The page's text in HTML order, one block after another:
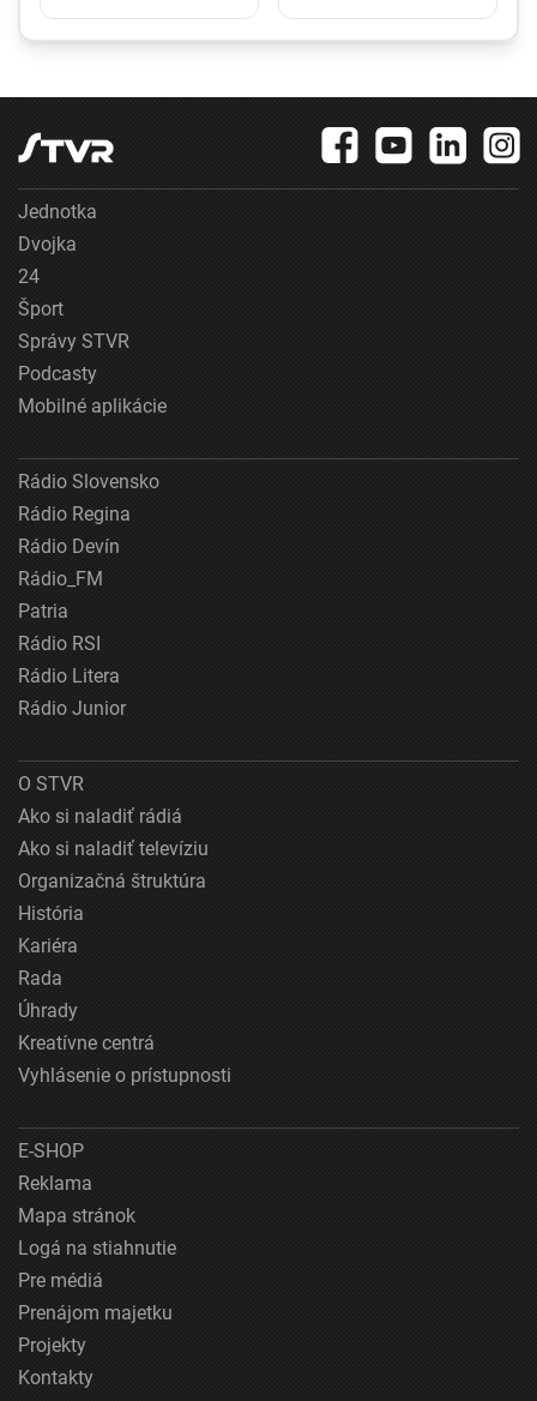
Jednotka
Dvojka
24
Šport
Správy STVR
Podcasty
Mobilné aplikácie
Rádio Slovensko
Rádio Regina
Rádio Devín
Rádio_FM
Patria
Rádio RSI
Rádio Litera
Rádio Junior
O STVR
Ako si naladiť rádiá
Ako si naladiť televíziu
Organizačná štruktúra
História
Kariéra
Rada
Úhrady
Kreatívne centrá
Vyhlásenie o prístupnosti
E-SHOP
Reklama
Mapa stránok
Logá na stiahnutie
Pre médiá
Prenájom majetku
Projekty
Kontakty